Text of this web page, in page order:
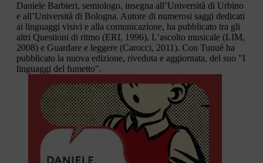
Daniele Barbieri, semiologo, insegna all’Università di Urbino
e all’Università di Bologna. Autore di numerosi saggi dedicati
ai linguaggi visivi e alla comunicazione, ha pubblicato tra gli
altri Questioni di ritmo (ERI, 1996), L’ascolto musicale (LIM,
2008) e Guardare e leggere (Carocci, 2011). Con Tunué ha
pubblicato la nuova edizione, riveduta e aggiornata, del suo "I
linguaggi del fumetto".